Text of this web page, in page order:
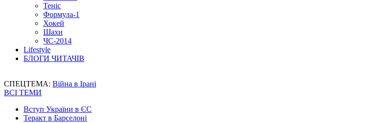
Теніс
Формула-1
Хокей
Шахи
ЧС-2014
Lifestyle
БЛОГИ ЧИТАЧІВ
СПЕЦТЕМА: Війна в Ірані
ВСІ ТЕМИ
Вступ України в ЄС
Теракт в Барселоні